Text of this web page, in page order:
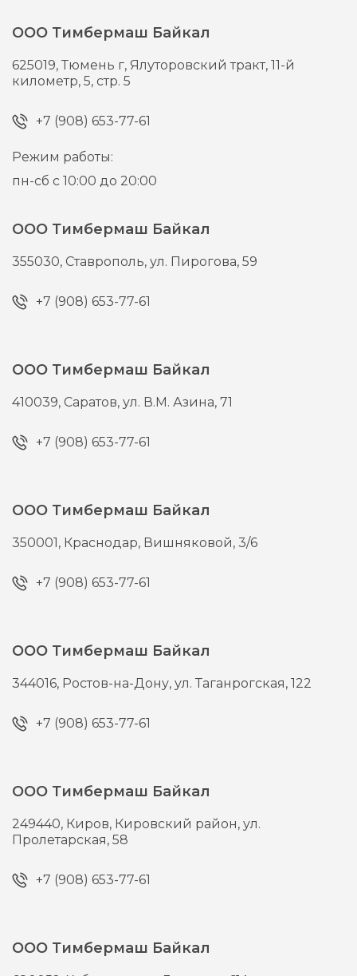
ООО Тимбермаш Байкал
625019,Тюмень г, Ялуторовский тракт, 11-й
километр, 5, стр. 5
+7 (908) 653-77-61
Режим работы:
пн-сб с 10:00 до 20:00
ООО Тимбермаш Байкал
355030, Ставрополь,ул. Пирогова, 59
+7 (908) 653-77-61
ООО Тимбермаш Байкал
410039, Саратов,ул. В.М. Азина, 71
+7 (908) 653-77-61
ООО Тимбермаш Байкал
350001, Краснодар, Вишняковой, 3/6
+7 (908) 653-77-61
ООО Тимбермаш Байкал
344016, Ростов-на-Дону,ул. Таганрогская, 122
+7 (908) 653-77-61
ООО Тимбермаш Байкал
249440, Киров, Кировский район, ул.
Пролетарская, 58
+7 (908) 653-77-61
ООО Тимбермаш Байкал